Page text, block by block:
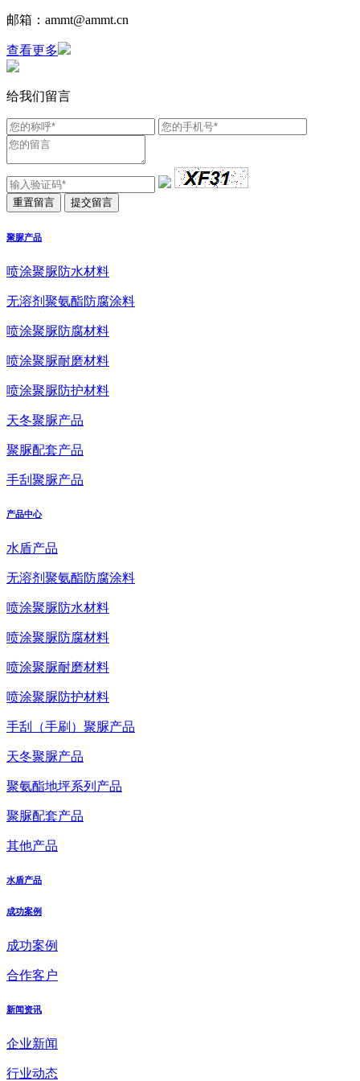
邮箱：ammt@ammt.cn
查看更多
给我们留言
聚脲产品
喷涂聚脲防水材料
无溶剂聚氨酯防腐涂料
喷涂聚脲防腐材料
喷涂聚脲耐磨材料
喷涂聚脲防护材料
天冬聚脲产品
聚脲配套产品
手刮聚脲产品
产品中心
水盾产品
无溶剂聚氨酯防腐涂料
喷涂聚脲防水材料
喷涂聚脲防腐材料
喷涂聚脲耐磨材料
喷涂聚脲防护材料
手刮（手刷）聚脲产品
天冬聚脲产品
聚氨酯地坪系列产品
聚脲配套产品
其他产品
水盾产品
成功案例
成功案例
合作客户
新闻资讯
企业新闻
行业动态